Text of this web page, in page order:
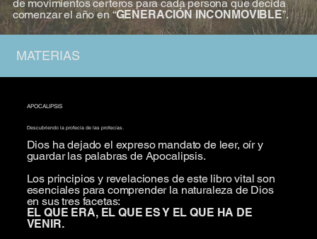
de movimientos certeros para cada persona que decida
comenzar el año en “GENERACIÓN INCONMOVIBLE”.
MATERIAS
APOCALIPSIS
Descubriendo la profecía de las profecías.
Dios ha dejado el expreso mandato de leer, oír y
guardar las palabras de Apocalipsis.
Los principios y revelaciones de este libro vital son
esenciales para comprender la naturaleza de Dios
en sus tres facetas:
EL QUE ERA, EL QUE ES Y EL QUE HA DE
VENIR.